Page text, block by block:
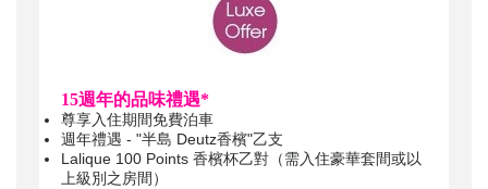
15週年的品味禮遇*
尊享入住期間免費泊車
週年禮遇 - "半島 Deutz香檳"乙支
Lalique 100 Points 香檳杯乙對（需入住豪華套間或以
上級別之房間）